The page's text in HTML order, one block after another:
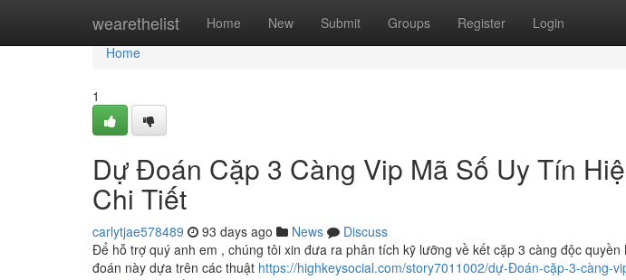
wearethelist Home New Submit Groups Register Login
Home
Home
1
Dự Đoán Cặp 3 Càng Vip Mã Số Uy Tín
Chi Tiết
carlytjae578489 93 days ago News
Discuss
Để hỗ trợ quý anh em , chúng tôi xin đưa ra phân tích kỹ lưỡng về kết cặp 3 càng độc
đoán này dựa trên các thuật https://highkeysocial.com/story7011002/dự-Đoán-cặp-3-càng-